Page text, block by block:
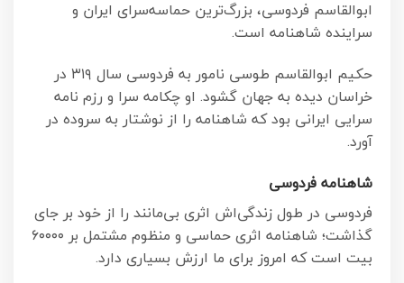
ابوالقاسم فردوسی، بزرگ‌ترین حماسه‌سرای ایران و
سراینده شاهنامه است.
حکیم ابوالقاسم طوسی نامور به فردوسی سال ۳۱۹ در
خراسان دیده به جهان گشود. او چکامه سرا و رزم نامه
سرایی ایرانی بود که شاهنامه را از نوشتار به سروده در
آورد.
شاهنامه فردوسی
فردوسی در طول زندگی‌اش اثری بی‌مانند را از خود بر جای
گذاشت؛ شاهنامه اثری حماسی و منظوم مشتمل بر ۶۰۰۰۰
بیت است که امروز برای ما ارزش بسیاری دارد.